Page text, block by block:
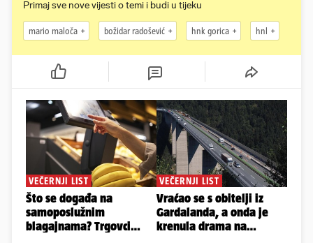
Primaj sve nove vijesti o temi i budi u tijeku
mario maloča božidar radošević hnk gorica hnl